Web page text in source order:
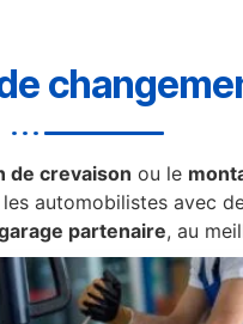
de crevaison ou le
automobilistes avec
partenaire, au